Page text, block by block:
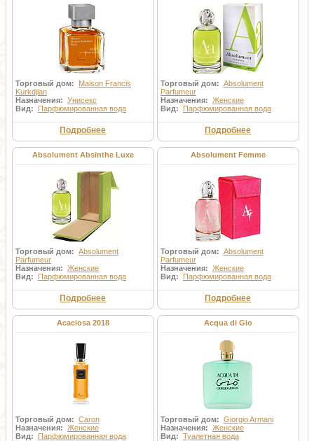
Торговый дом: Maison Francis
Kurkdjian
Назначения: Унисекс
Вид: Парфюмированная вода
Подробнее
Торговый дом: Absolument
Parfumeur
Назначения: Женские
Вид: Парфюмированная вода
Подробнее
Absolument Absinthe Luxe
Торговый дом: Absolument
Parfumeur
Назначения: Женские
Вид: Парфюмированная вода
Подробнее
Absolument Femme
Торговый дом: Absolument
Parfumeur
Назначения: Женские
Вид: Парфюмированная вода
Подробнее
Acaciosa 2018
Торговый дом: Caron
Назначения: Женские
Вид: Парфюмированная вода
Acqua di Gio
Торговый дом: Giorgio Armani
Назначения: Женские
Вид: Туалетная вода